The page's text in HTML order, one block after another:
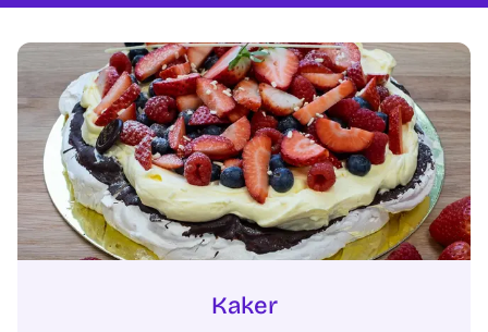
Kaker